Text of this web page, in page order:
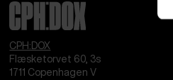
CPH:DOX
Flæsketorvet 60, 3s
1711 Copenhagen V